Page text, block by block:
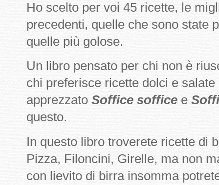
Ho scelto per voi 45 ricette, le
precedenti, quelle che sono state
quelle più golose.
Un libro pensato per chi non è
chi preferisce ricette dolci e
apprezzato Soffice soffice e
questo.
In questo libro troverete ricette di
Pizza, Filoncini, Girelle, ma non
con lievito di birra insomma